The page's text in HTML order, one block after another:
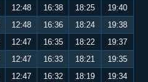
12:48 16:38 18:25
19:40
12:48 16:36 18:24
19:38
12:47 16:35 18:22
19:37
12:47 16:33 18:21
19:35
12:47 16:32 18:19
19:34